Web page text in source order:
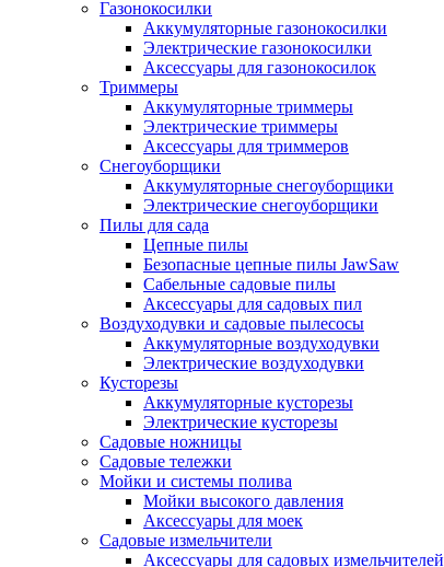
Газонокосилки
Аккумуляторные газонокосилки
Электрические газонокосилки
Аксессуары для газонокосилок
Триммеры
Аккумуляторные триммеры
Электрические триммеры
Аксессуары для триммеров
Снегоуборщики
Аккумуляторные снегоуборщики
Электрические снегоуборщики
Пилы для сада
Цепные пилы
Безопасные цепные пилы JawSaw
Сабельные садовые пилы
Аксессуары для садовых пил
Воздуходувки и садовые пылесосы
Аккумуляторные воздуходувки
Электрические воздуходувки
Кусторезы
Аккумуляторные кусторезы
Электрические кусторезы
Садовые ножницы
Садовые тележки
Мойки и системы полива
Мойки высокого давления
Аксессуары для моек
Садовые измельчители
Аксессуары для садовых измельчителей